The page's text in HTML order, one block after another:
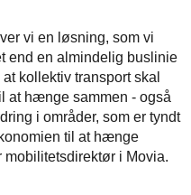
vi en løsning, som vi
end en almindelig buslinie
kollektiv transport skal
at hænge sammen - også
i områder, som er tyndt
til at hænge
mobilitetsdirektør i Movia.